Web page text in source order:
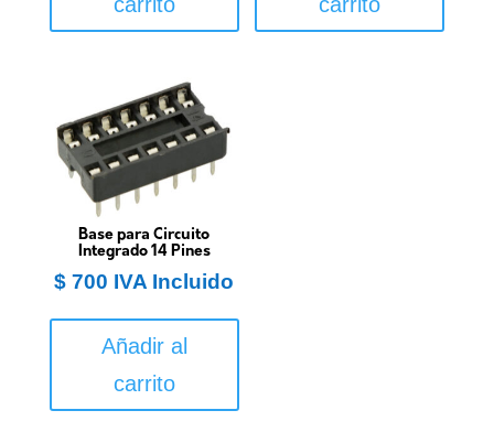
Base para Circuito
Integrado 14 Pines
$ 700 IVA Incluido
Añadir al
carrito